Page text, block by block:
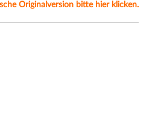
Originalversion bitte hier klicken.